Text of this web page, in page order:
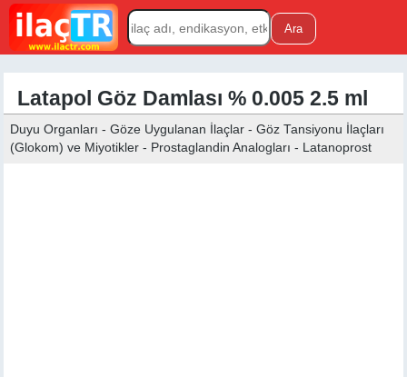
Latapol Göz Damlası % 0.005 2.5 ml
Duyu Organları - Göze Uygulanan İlaçlar - Göz Tansiyonu İlaçları
(Glokom) ve Miyotikler - Prostaglandin Analogları - Latanoprost